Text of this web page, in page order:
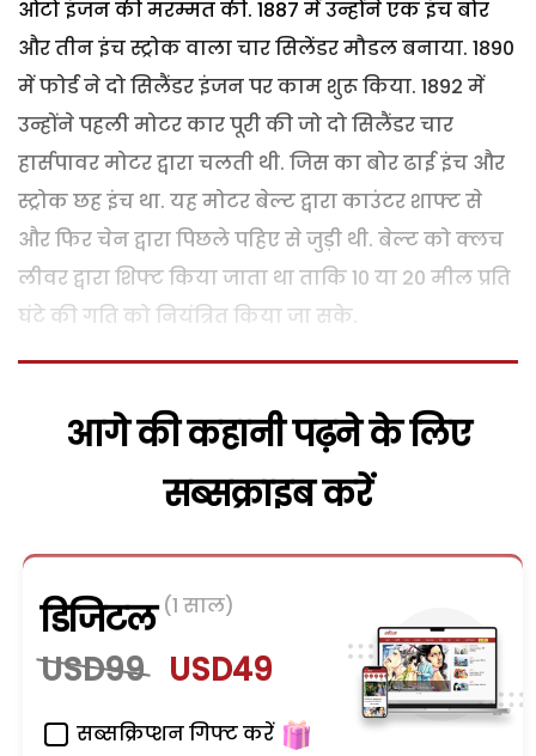
ओटो इंजन की मरम्मत की. 1887 में उन्होंने एक इंच बोर
और तीन इंच स्ट्रोक वाला चार सिलेंडर मौडल बनाया. 1890
में फोर्ड ने दो सिलैंडर इंजन पर काम शुरू किया. 1892 में
उन्होंने पहली मोटर कार पूरी की जो दो सिलैंडर चार
हार्सपावर मोटर द्वारा चलती थी. जिस का बोर ढाई इंच और
स्ट्रोक छह इंच था. यह मोटर बेल्ट द्वारा काउंटर शाफ्ट से
और फिर चेन द्वारा पिछले पहिए से जुड़ी थी. बेल्ट को क्लच
लीवर द्वारा शिफ्ट किया जाता था ताकि 10 या 20 मील प्रति
घंटे की गति को नियंत्रित किया जा सके.
आगे की कहानी पढ़ने के लिए
सब्सक्राइब करें
डिजिटल (1 साल)
USD99 USD49
सब्सक्रिप्शन गिफ्ट करें